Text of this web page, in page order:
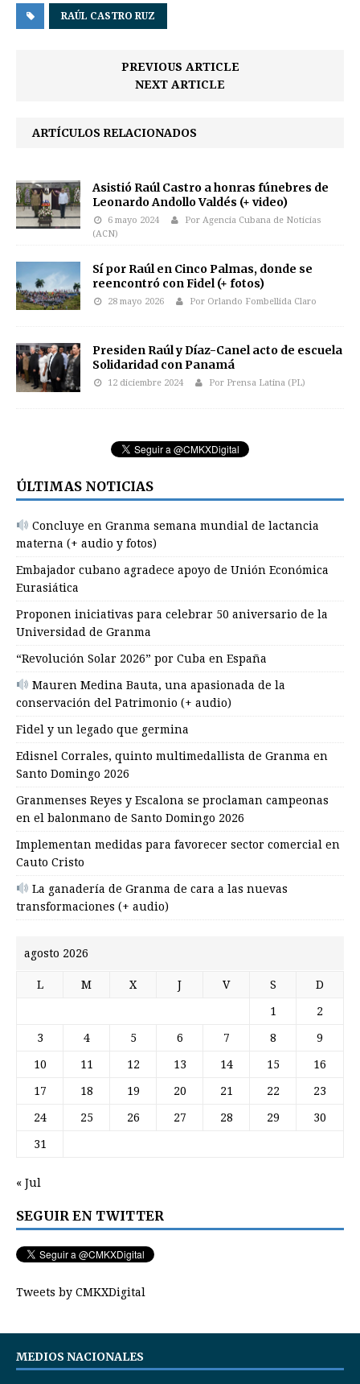
RAÚL CASTRO RUZ
PREVIOUS ARTICLE
NEXT ARTICLE
ARTÍCULOS RELACIONADOS
Asistió Raúl Castro a honras fúnebres de
Leonardo Andollo Valdés (+ video)
6 mayo 2024
Por Agencia Cubana de Noticias
(ACN)
Sí por Raúl en Cinco Palmas, donde se
reencontró con Fidel (+ fotos)
28 mayo 2026 Por Orlando Fombellida Claro
Presiden Raúl y Díaz-Canel acto de escuela
Solidaridad con Panamá
12 diciembre 2024 Por Prensa Latina (PL)
ÚLTIMAS NOTICIAS
Concluye en Granma semana mundial de lactancia
materna (+ audio y fotos)
Embajador cubano agradece apoyo de Unión Económica
Eurasiática
Proponen iniciativas para celebrar 50 aniversario de la
Universidad de Granma
“Revolución Solar 2026” por Cuba en España
Mauren Medina Bauta, una apasionada de la
conservación del Patrimonio (+ audio)
Fidel y un legado que germina
Edisnel Corrales, quinto multimedallista de Granma en
Santo Domingo 2026
Granmenses Reyes y Escalona se proclaman campeonas
en el balonmano de Santo Domingo 2026
Implementan medidas para favorecer sector comercial en
Cauto Cristo
La ganadería de Granma de cara a las nuevas
transformaciones (+ audio)
agosto 2026
L M X J V S D
1 2
3 4 5 6 7 8 9
10 11 12 13 14 15 16
17 18 19 20 21 22 23
24 25 26 27 28 29 30
31
« Jul
SEGUIR EN TWITTER
Tweets by CMKXDigital
MEDIOS NACIONALES